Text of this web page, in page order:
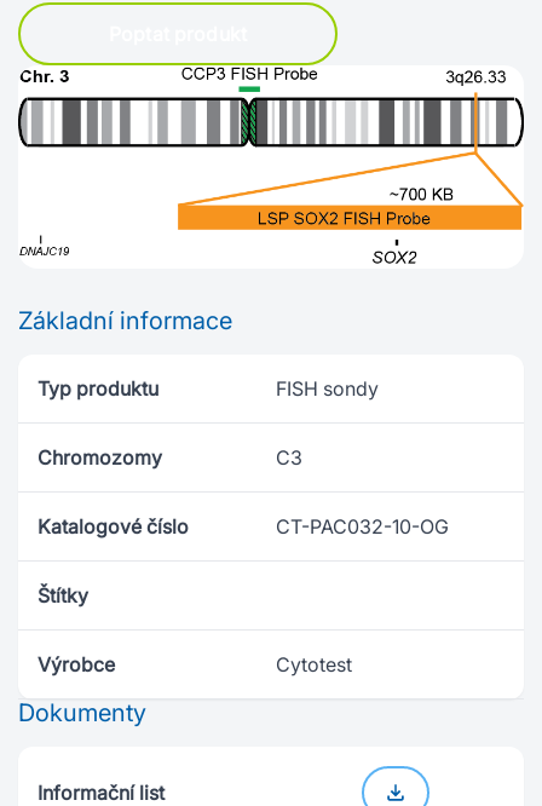
Základní informace
Typ produktu FISH sondy
Chromozomy C3
Katalogové číslo CT-PAC032-10-OG
Štítky
Výrobce Cytotest
Dokumenty
Informační list